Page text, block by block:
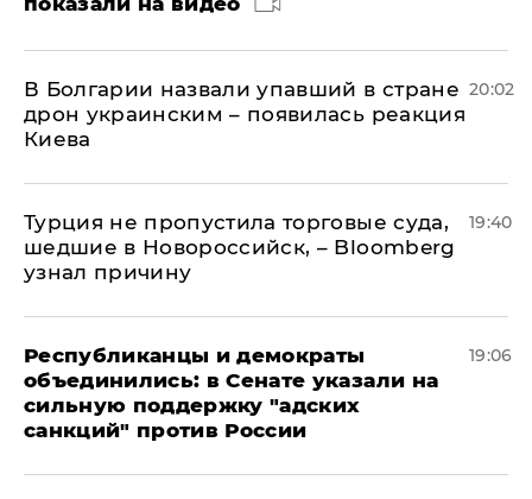
В Болгарии назвали упавший в стране
дрон украинским – появилась реакция
Киева
20:02
Турция не пропустила торговые суда,
шедшие в Новороссийск, – Bloomberg
узнал причину
19:40
Республиканцы и демократы
объединились: в Сенате указали на
сильную поддержку "адских
санкций" против России
19:06